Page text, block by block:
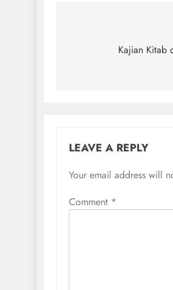
navigationKajian Kitab
LEAVE A REPLY
Your email address will
Comment *